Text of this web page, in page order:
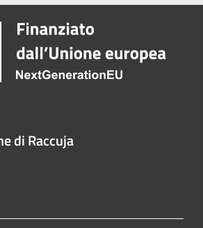
di Raccuja